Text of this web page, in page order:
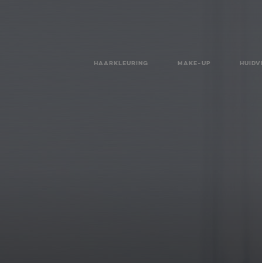
HAARKLEURING MAKE-UP